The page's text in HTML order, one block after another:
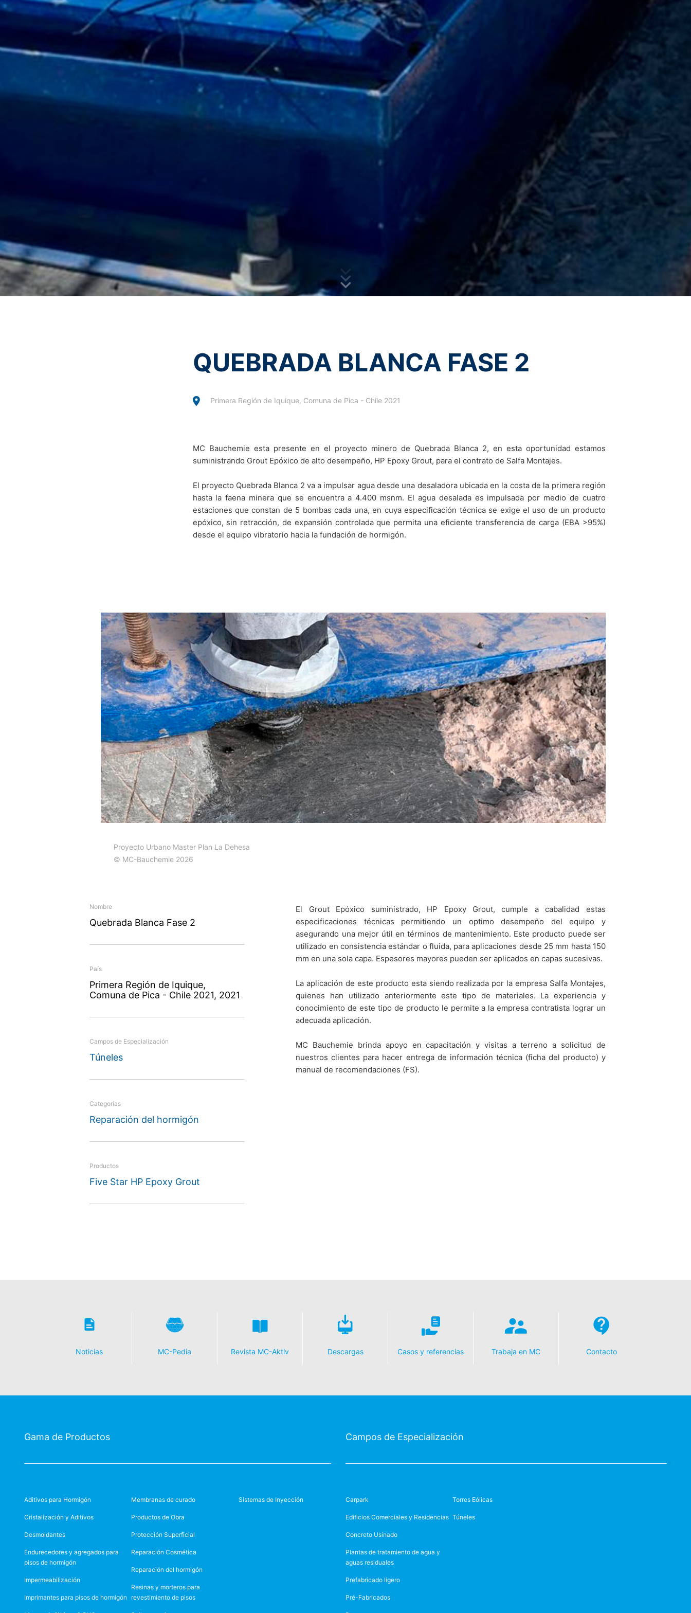
Región de Iquique
Quebrada Blanca Fase
QUEBRADA BLANCA FASE 2
Primera Región de Iquique, Comuna de Pica - Chile 2021
MC Bauchemie esta presente en el proyecto minero de Quebrada Blanca 2, en esta oportunidad estamos
suministrando Grout Epóxico de alto desempeño, HP Epoxy Grout, para el contrato de Salfa Montajes.
El proyecto Quebrada Blanca 2 va a impulsar agua desde una desaladora ubicada en la costa de la primera región
hasta la faena minera que se encuentra a 4.400 msnm. El agua desalada es impulsada por medio de cuatro
estaciones que constan de 5 bombas cada una, en cuya especificación técnica se exige el uso de un producto
epóxico, sin retracción, de expansión controlada que permita una eficiente transferencia de carga (EBA >95%)
desde el equipo vibratorio hacia la fundación de hormigón.
Proyecto Urbano Master Plan La Dehesa
© MC-Bauchemie 2026
Nombre
Quebrada Blanca Fase 2
País
Primera Región de Iquique,
Comuna de Pica - Chile 2021, 2021
Campos de Especialización
Túneles
Categorías
Reparación del hormigón
Productos
Five Star HP Epoxy Grout
El Grout Epóxico suministrado, HP Epoxy Grout, cumple a cabalidad estas
especificaciones técnicas permitiendo un optimo desempeño del equipo y
asegurando una mejor útil en términos de mantenimiento. Este producto puede ser
utilizado en consistencia estándar o fluida, para aplicaciones desde 25 mm hasta 150
mm en una sola capa. Espesores mayores pueden ser aplicados en capas sucesivas.
La aplicación de este producto esta siendo realizada por la empresa Salfa Montajes,
quienes han utilizado anteriormente este tipo de materiales. La experiencia y
conocimiento de este tipo de producto le permite a la empresa contratista lograr un
adecuada aplicación.
MC Bauchemie brinda apoyo en capacitación y visitas a terreno a solicitud de
nuestros clientes para hacer entrega de información técnica (ficha del producto) y
manual de recomendaciones (FS).
Noticias MC-Pedia Revista MC-Aktiv Descargas Casos y referencias Trabaja en MC Contacto
Gama de Productos
Aditivos para Hormigón
Cristalización y Aditivos
Desmoldantes
Endurecedores y agregados para
pisos de hormigón
Impermeabilización
Imprimantes para pisos de hormigón
Membranas de curado
Productos de Obra
Protección Superficial
Reparación Cosmética
Reparación del hormigón
Resinas y morteros para
revestimiento de pisos
Sistemas de Inyección
Campos de Especialización
Carpark
Edificios Comerciales y Residencias
Concreto Usinado
Plantas de tratamiento de agua y
aguas residuales
Prefabricado ligero
Pré-Fabricados
Torres Eólicas
Túneles
https://tools.google.com/dlpage/gaoptout?hl=en
Evitar la recopilación de información
Para evitar la recopilación de datos de navegación por Google Analytics, haga clic en el enlace a continuación. Se establecerá una cookie de
exclusión voluntaria para evitar que se recopilen sus datos en futuras visitas al sitio.
Desabilitar o Google Analytics
Para obtener más información sobre cómo Google Analytics maneja la información, consulte la política de privacidad del servicio.
https://support.google.com/analytics/answer/6004245?hl=en
En cumplimiento de las disposiciones de las autoridades alemanas de protección de la información, el contrato de prestación de servicios entre MC y
Google prevé el posible tratamiento de datos de navegación por parte de terceros y siempre dentro de los parámetros de la legislación.
El sitio web de MC utiliza complementos de YouTube, una plataforma operada por YouTube LLC, 901 Cherry Ave., San Bruno, CA 94066, Estados
Unidos, una empresa controlada por Google. Cuando visita una página que contiene complementos de YouTube, se establece automáticamente una
conexión con los servidores de la empresa. En ese momento, el servidor de YouTube es informado sobre las páginas visitadas por usted. Si ha
iniciado sesión en su cuenta de YouTube, la plataforma incluso tiene en cuenta estos datos en el registro de hábitos de navegación de su perfil. Si no
desea que YouTube acceda a sus datos de navegación, simplemente cierre sesión en su cuenta de YouTube mientras navega por nuestro sitio.
Utilizamos los recursos de YouTube para hacer nuestro sitio web más atractivo y esto no viola la legislación europea de protección de datos, como se
establece en el Artículo 6, Párrafo 1 (f) del GDPR. Para obtener más información sobre el uso que hace YouTube de los datos del usuario, consulte la
Ciertas operaciones de procesamiento de datos solo se realizan con el consentimiento explícito del usuario de Internet, y en estos casos, puede
revocar el consentimiento otorgado previamente en cualquier momento. Simplemente envíe un correo electrónico o un mensaje informal a MC-
Bauchemie para revocar su permiso de uso de datos. Después de la notificación, sus datos ya no se recopilarán. Sin embargo, los datos recopilados
antes de eso aún pueden procesarse normalmente, como lo exige la ley.
Derecho a la portabilidad de datos
Información, corrección, bloqueo y eliminación
Para optimizar nuestro sitio web para usted y mejorarlo continuamente, utilizamos cookies. Al utilizar nuestro sitio web varias veces, acepta el uso de
Asunto*
Este sitio está protegido por reCAPTCH y Google
apply.